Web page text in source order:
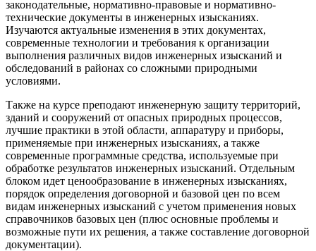
законодательные, нормативно-правовые и нормативно-
технические документы в инженерных изысканиях.
Изучаются актуальные изменения в этих документах,
современные технологии и требования к организации
выполнения различных видов инженерных изысканий и
обследований в районах со сложными природными
условиями.
Также на курсе преподают инженерную защиту территорий,
зданий и сооружений от опасных природных процессов,
лучшие практики в этой области, аппаратуру и приборы,
применяемые при инженерных изысканиях, а также
современные программные средства, используемые при
обработке результатов инженерных изысканий. Отдельным
блоком идет ценообразование в инженерных изысканиях,
порядок определения договорной и базовой цен по всем
видам инженерных изысканий с учетом применения новых
справочников базовых цен (плюс основные проблемы и
возможные пути их решения, а также составление договорной
документации).